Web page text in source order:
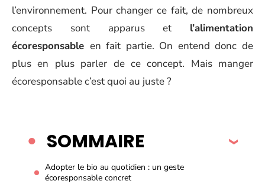
l’environnement. Pour changer ce fait, de nombreux
concepts sont apparus et l’alimentation
écoresponsable en fait partie. On entend donc de
plus en plus parler de ce concept. Mais manger
écoresponsable c’est quoi au juste ?
SOMMAIRE
Adopter le bio au quotidien : un geste
écoresponsable concret